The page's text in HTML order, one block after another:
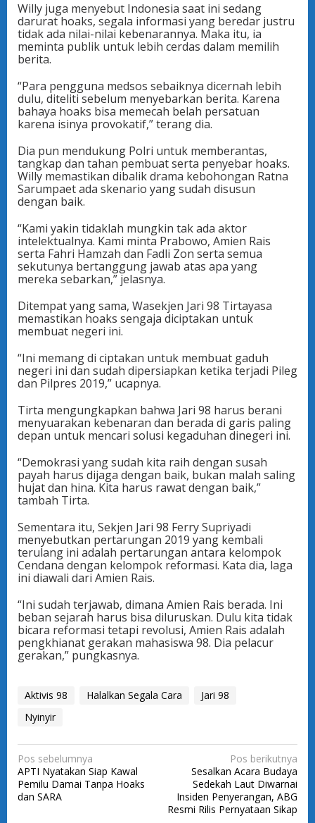
Willy juga menyebut Indonesia saat ini sedang
darurat hoaks, segala informasi yang beredar justru
tidak ada nilai-nilai kebenarannya. Maka itu, ia
meminta publik untuk lebih cerdas dalam memilih
berita.
“Para pengguna medsos sebaiknya dicernah lebih
dulu, diteliti sebelum menyebarkan berita. Karena
bahaya hoaks bisa memecah belah persatuan
karena isinya provokatif,” terang dia.
Dia pun mendukung Polri untuk memberantas,
tangkap dan tahan pembuat serta penyebar hoaks.
Willy memastikan dibalik drama kebohongan Ratna
Sarumpaet ada skenario yang sudah disusun
dengan baik.
“Kami yakin tidaklah mungkin tak ada aktor
intelektualnya. Kami minta Prabowo, Amien Rais
serta Fahri Hamzah dan Fadli Zon serta semua
sekutunya bertanggung jawab atas apa yang
mereka sebarkan,” jelasnya.
Ditempat yang sama, Wasekjen Jari 98 Tirtayasa
memastikan hoaks sengaja diciptakan untuk
membuat negeri ini.
“Ini memang di ciptakan untuk membuat gaduh
negeri ini dan sudah dipersiapkan ketika terjadi Pileg
dan Pilpres 2019,” ucapnya.
Tirta mengungkapkan bahwa Jari 98 harus berani
menyuarakan kebenaran dan berada di garis paling
depan untuk mencari solusi kegaduhan dinegeri ini.
“Demokrasi yang sudah kita raih dengan susah
payah harus dijaga dengan baik, bukan malah saling
hujat dan hina. Kita harus rawat dengan baik,”
tambah Tirta.
Sementara itu, Sekjen Jari 98 Ferry Supriyadi
menyebutkan pertarungan 2019 yang kembali
terulang ini adalah pertarungan antara kelompok
Cendana dengan kelompok reformasi. Kata dia, laga
ini diawali dari Amien Rais.
“Ini sudah terjawab, dimana Amien Rais berada. Ini
beban sejarah harus bisa diluruskan. Dulu kita tidak
bicara reformasi tetapi revolusi, Amien Rais adalah
pengkhianat gerakan mahasiswa 98. Dia pelacur
gerakan,” pungkasnya.
Aktivis 98 Halalkan Segala Cara
Jari 98
Nyinyir
N
a
v
Pos sebelumnya
APTI Nyatakan Siap Kawal
Pemilu Damai Tanpa Hoaks
dan SARA
Pos berikutnya
Sesalkan Acara Budaya
Sedekah Laut Diwarnai
Insiden Penyerangan, ABG
Resmi Rilis Pernyataan Sikap